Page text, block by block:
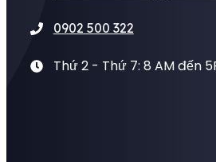
0902 500 322
Thứ 2 - Thứ 7: 8 AM đến